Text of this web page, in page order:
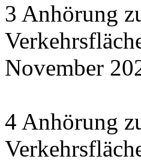
3 Anhörung
November
4 Anhörung